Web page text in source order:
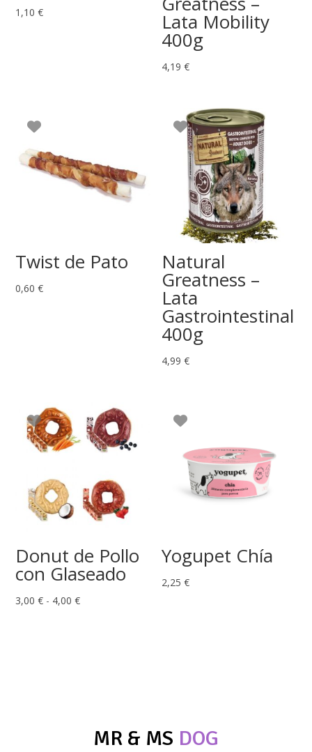
1,10€ Lata Mobility
400g
4,19€
Twist de Pato
0,60€
Natural
Greatness –
Lata
Gastrointestinal
400g
4,99€
Donut de Pollo
con Glaseado
3,00€ - 4,00€Rango
Yogupet Chía
2,25€
MR & MS DOG